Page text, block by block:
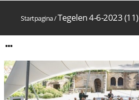
Startpagina/Tegelen 4-6-2023 (11)